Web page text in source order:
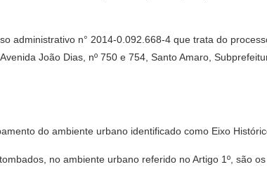
administrativo n° 2014-0.092.668-4 que trata do
João Dias, nº 750 e 754, Santo Amaro,
do ambiente urbano identificado como Eixo
no ambiente urbano referido no Artigo 1º, são